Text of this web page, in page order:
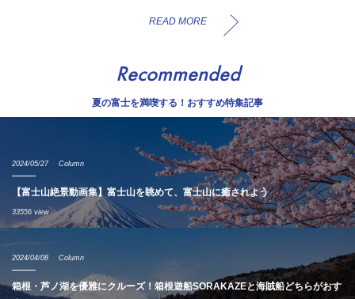
READ MORE
Recommended
夏の富士を満喫する！おすすめ特集記事
2024/05/27 Column
【富士山絶景動画集】富士山を眺めて、富士山に癒されよう
33556 view
2024/04/08 Column
箱根・芦ノ湖を優雅にクルーズ！箱根遊船SORAKAZEと海賊船どちらがおす